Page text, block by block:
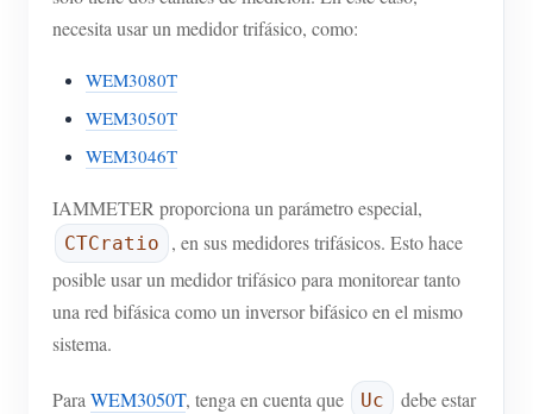
necesita usar un medidor trifásico, como:
WEM3080T
WEM3050T
WEM3046T
IAMMETER proporciona un parámetro especial,
CTCratio
, en sus medidores trifásicos. Esto hace
posible usar un medidor trifásico para monitorear tanto
una red bifásica como un inversor bifásico en el mismo
sistema.
Para WEM3050T, tenga en cuenta que Uc
debe estar